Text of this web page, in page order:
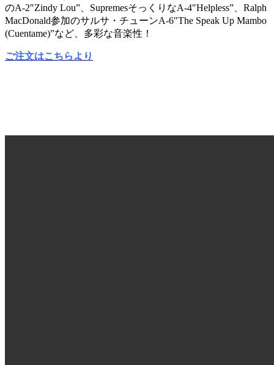
のA-2″Zindy Lou”、SupremesそっくりなA-4″Helpless”、Ralph
MacDonald参加のサルサ・チューンA-6″The Speak Up Mambo
(Cuentame)”など、多彩な音楽性！
ご注文はこちらより